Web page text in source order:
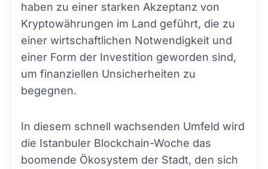
haben zu einer starken Akzeptanz von
Kryptowährungen im Land geführt, die zu
einer wirtschaftlichen Notwendigkeit und
einer Form der Investition geworden sind,
um finanziellen Unsicherheiten zu
begegnen.
In diesem schnell wachsenden Umfeld wird
die Istanbuler Blockchain-Woche das
boomende Ökosystem der Stadt, den sich